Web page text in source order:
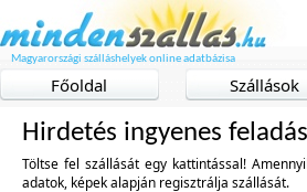
Magyarországi szálláshelyek online adatbázisa
Főoldal Szállások
Hirdetés ingyenes
Töltse fel szállását egy kattintással!
adatok, képek alapján regisztrálja szállását.